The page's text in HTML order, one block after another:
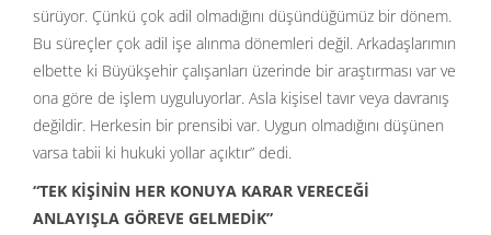
sürüyor. Çünkü çok adil olmadığını düşündüğümüz bir dönem.
Bu süreçler çok adil işe alınma dönemleri değil. Arkadaşlarımın
elbette ki Büyükşehir çalışanları üzerinde bir araştırması var ve
ona göre de işlem uyguluyorlar. Asla kişisel tavır veya davranış
değildir. Herkesin bir prensibi var. Uygun olmadığını düşünen
varsa tabii ki hukuki yollar açıktır” dedi.
“TEK KİŞİNİN HER KONUYA KARAR VERECEĞİ
ANLAYIŞLA GÖREVE GELMEDİK”